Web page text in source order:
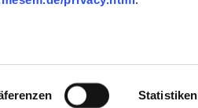
Statistiken
Nach oben